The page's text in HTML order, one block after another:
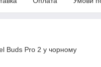
Buds Pro 2 у чорному